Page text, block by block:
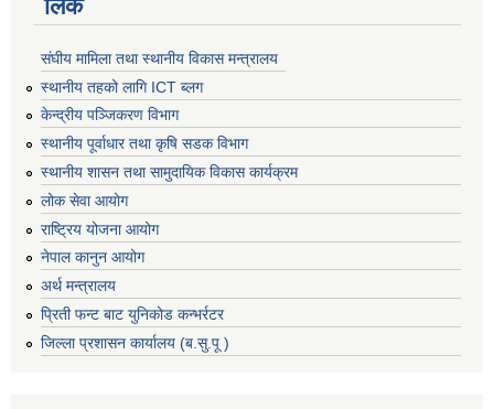
लिंक
संघीय मामिला तथा स्थानीय विकास मन्त्रालय
स्थानीय तहको लागि ICT ब्लग
केन्द्रीय पञ्जिकरण विभाग
स्थानीय पूर्वाधार तथा कृषि सडक विभाग
स्थानीय शासन तथा सामुदायिक विकास कार्यक्रम
लोक सेवा आयोग
राष्ट्रिय योजना आयोग
नेपाल कानुन आयोग
अर्थ मन्त्रालय
प्रिती फन्ट बाट युनिकोड कन्भर्रटर
जिल्ला प्रशासन कार्यालय (ब.सु.पू )